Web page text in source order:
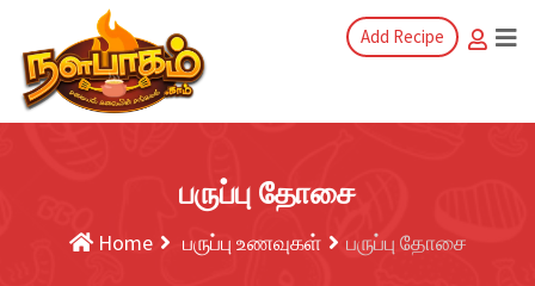
Add Recipe
பருப்பு தோசை
Home பருப்பு உணவுகள் பருப்பு தோசை